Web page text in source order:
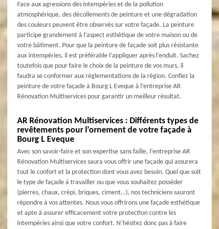
Face aux agressions des intempéries et de la pollution
atmosphérique, des décollements de peinture et une dégradation
des couleurs peuvent être observés sur votre façade. La peinture
participe grandement à l’aspect esthétique de votre maison ou de
votre bâtiment. Pour que la peinture de façade soit plus résistante
aux intempéries, il est préférable l’appliquer après l’enduit. Sachez
toutefois que pour faire le choix de la peinture de vos murs, il
faudra se conformer aux règlementations de la région. Confiez la
peinture de votre façade à Bourg L Eveque à l’entreprise AR
Rénovation Multiservices pour garantir un meilleur résultat.
AR Rénovation Multiservices : Différents types de
revêtements pour l’ornement de votre façade à
Bourg L Eveque
Avec son savoir-faire et son expertise sans faille, l’entreprise AR
Rénovation Multiservices saura vous offrir une façade qui assurera
tout le confort et la protection dont vous avez besoin. Quel que soit
le type de façade à travailler ou que vous souhaitez posséder
(pierres, chaux, crépi, briques, ciment…), nos techniciens sauront
répondre à vos attentes. Nous vous offrirons une façade esthétique
et apte à assurer efficacement votre protection contre les
intempéries ainsi que votre confort. N’hésitez donc pas à faire